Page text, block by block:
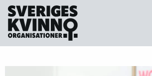
Sveriges Kvinnoorganisationer